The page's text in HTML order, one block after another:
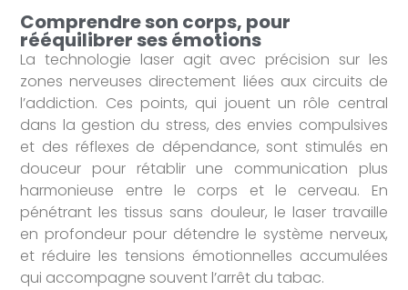
Comprendre son corps, pour
rééquilibrer ses émotions
La technologie laser agit avec précision sur les
zones nerveuses directement liées aux circuits de
l’addiction. Ces points, qui jouent un rôle central
dans la gestion du stress, des envies compulsives
et des réflexes de dépendance, sont stimulés en
douceur pour rétablir une communication plus
harmonieuse entre le corps et le cerveau. En
pénétrant les tissus sans douleur, le laser travaille
en profondeur pour détendre le système nerveux,
et réduire les tensions émotionnelles accumulées
qui accompagne souvent l’arrêt du tabac.